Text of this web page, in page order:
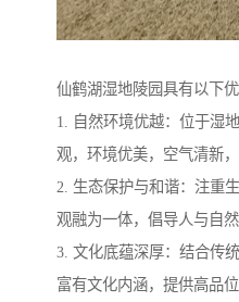
仙鹤湖湿地陵园具有以下优
1. 自然环境优越：位于湿
观，环境优美，空气清新，
2. 生态保护与和谐：注重
观融为一体，倡导人与自然
3. 文化底蕴深厚：结合传
富有文化内涵，提供高品位